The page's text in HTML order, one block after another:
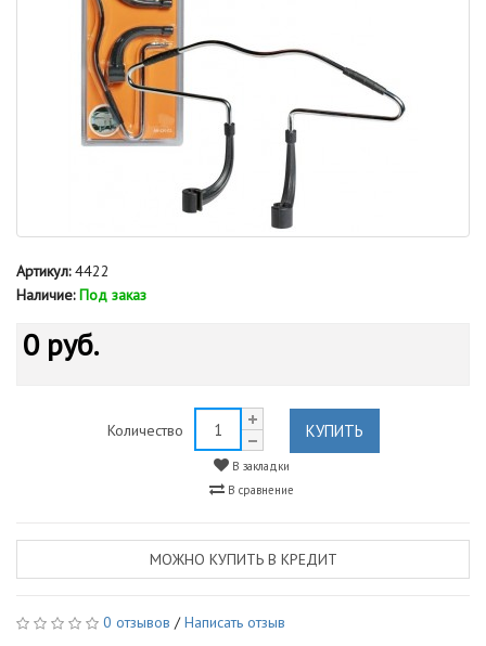
Артикул:4422
Наличие: Под заказ
0 руб.
Количество КУПИТЬ
В закладки
В сравнение
МОЖНО КУПИТЬ В КРЕДИТ
0 отзывов /Написать отзыв